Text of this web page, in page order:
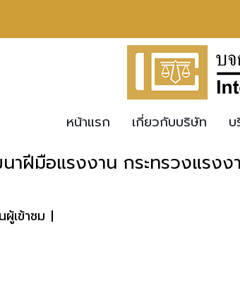
หน้าแรก เกี่ยวกับบริษัท
ฝีมือแรงงาน กระทรวงแรง
ผู้เข้าชม |